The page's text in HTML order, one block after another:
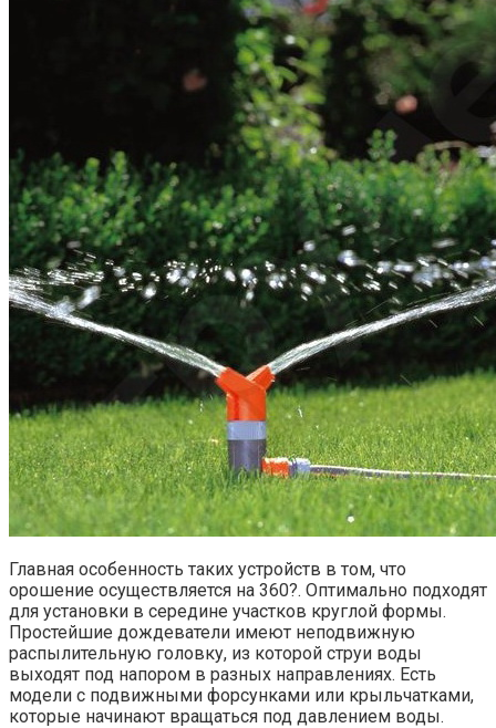
Главная особенность таких устройств в том, что
орошение осуществляется на 360?. Оптимально подходят
для установки в середине участков круглой формы.
Простейшие дождеватели имеют неподвижную
распылительную головку, из которой струи воды
выходят под напором в разных направлениях. Есть
модели с подвижными форсунками или крыльчатками,
которые начинают вращаться под давлением воды.